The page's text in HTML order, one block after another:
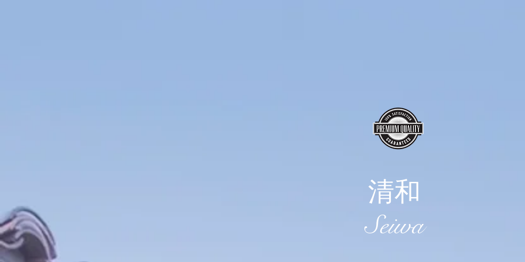
清和
​Seiwa